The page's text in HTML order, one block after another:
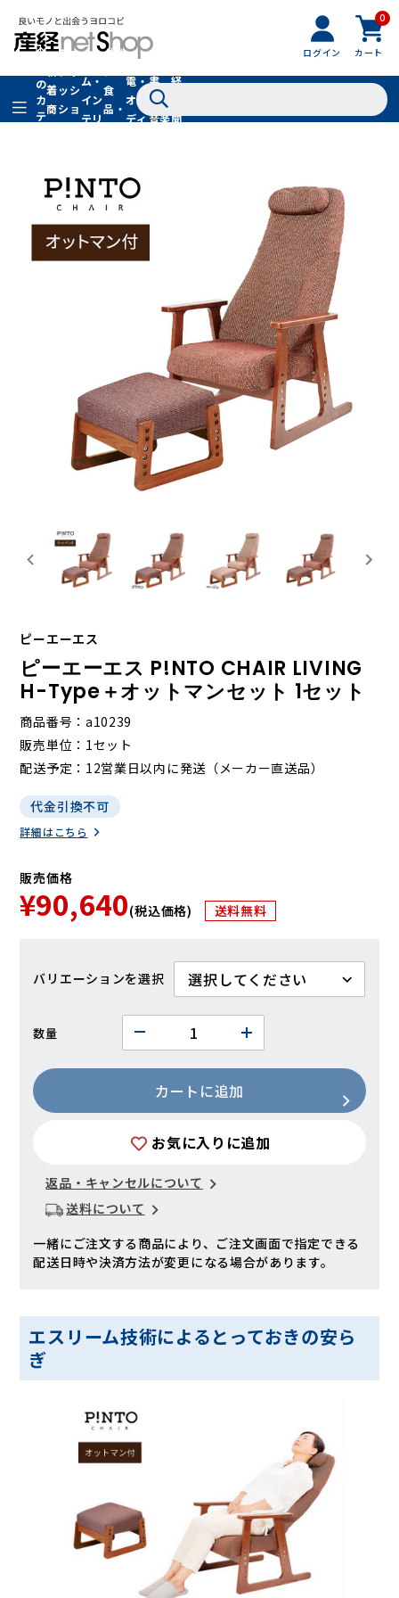
ログイン
0
カート
全
の
カ
テ
着
商
品
フ
ッ
シ
ョ
フ
ァ
シ
ョ
ン
ム・
イン
テリ
グル
食
品・
ドリ
家
電・
オー
ディ
書
籍・
音楽
経
聞
ピーエーエス
ピーエーエス P!NTO CHAIR LIVING
H-Type＋オットマンセット 1セット
商品番号
a10239
販売単位
1セット
配送予定
12営業日以内に発送（メーカー直送品）
代金引換不可
詳細はこちら
販売価格
¥90,640(税込価格) 送料無料
バリエーション
数量
カートに追加
お気に入りに追加
返品・キャンセルについて
送料について
一緒にご注文する商品により、ご注文画面で指定できる
配送日時や決済方法が変更になる場合があります。
エスリーム技術によるとっておきの安ら
ぎ